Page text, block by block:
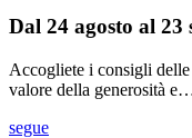
Dal 24 agosto al 23
Accogliete i consigli
valore della generosità
segue